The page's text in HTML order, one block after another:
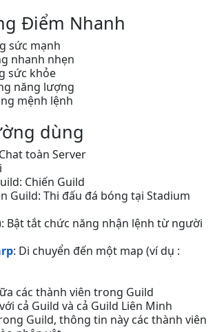
Điểm Nhanh
sức mạnh
nhanh nhẹn
sức khỏe
năng lượng
mệnh lệnh
dùng
toàn Server
Chiến Guild
Guild: Thi đấu đá bóng tại Stadium
Bật tắt chức năng nhận lệnh từ người
: Di chuyển đến một map (ví dụ :
các thành viên trong Guild
cả Guild và cả Guild Liên Minh
Guild, thông tin này các thành viên